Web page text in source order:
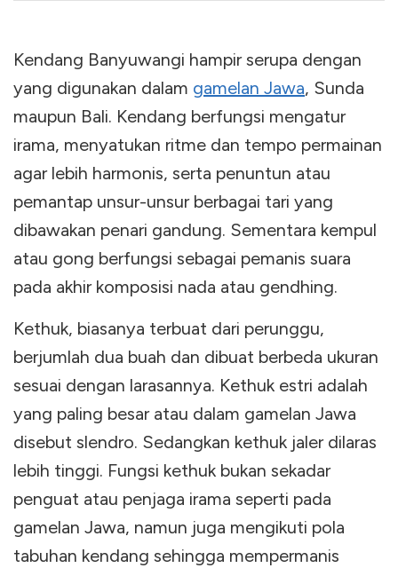
Kendang Banyuwangi hampir serupa dengan
yang digunakan dalam gamelan Jawa, Sunda
maupun Bali. Kendang berfungsi mengatur
irama, menyatukan ritme dan tempo permainan
agar lebih harmonis, serta penuntun atau
pemantap unsur-unsur berbagai tari yang
dibawakan penari gandung. Sementara kempul
atau gong berfungsi sebagai pemanis suara
pada akhir komposisi nada atau gendhing.
Kethuk, biasanya terbuat dari perunggu,
berjumlah dua buah dan dibuat berbeda ukuran
sesuai dengan larasannya. Kethuk estri adalah
yang paling besar atau dalam gamelan Jawa
disebut slendro. Sedangkan kethuk jaler dilaras
lebih tinggi. Fungsi kethuk bukan sekadar
penguat atau penjaga irama seperti pada
gamelan Jawa, namun juga mengikuti pola
tabuhan kendang sehingga mempermanis